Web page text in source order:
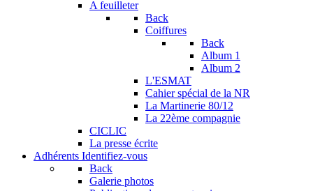
A feuilleter
Back
Coiffures
Back
Album 1
Album 2
L'ESMAT
Cahier spécial de la NR
La Martinerie 80/12
La 22ème compagnie
CICLIC
La presse écrite
Adhérents Identifiez-vous
Back
Galerie photos